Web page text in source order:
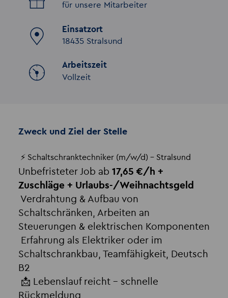
für unsere Mitarbeiter
Einsatzort
18435 Stralsund
Arbeitszeit
Vollzeit
Zweck und Ziel der Stelle
⚡ Schaltschranktechniker (m/w/d) – Stralsund
Unbefristeter Job ab 17,65 €/h +
Zuschläge + Urlaubs-/Weihnachtsgeld
Verdrahtung & Aufbau von
Schaltschränken, Arbeiten an
Steuerungen & elektrischen Komponenten
Erfahrung als Elektriker oder im
Schaltschrankbau, Teamfähigkeit, Deutsch
B2
📩 Lebenslauf reicht – schnelle
Rückmeldung